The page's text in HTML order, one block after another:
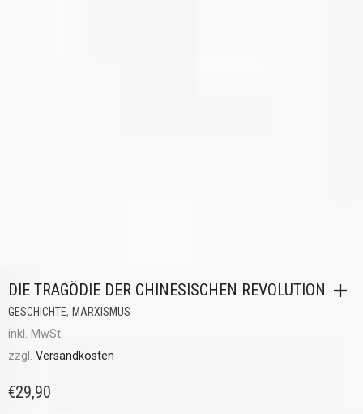
DIE TRAGÖDIE DER CHINESISCHEN REVOLUTION
GESCHICHTE, MARXISMUS
inkl. MwSt.
zzgl. Versandkosten
€29,90